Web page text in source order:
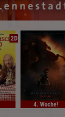
2D
4. Woche!